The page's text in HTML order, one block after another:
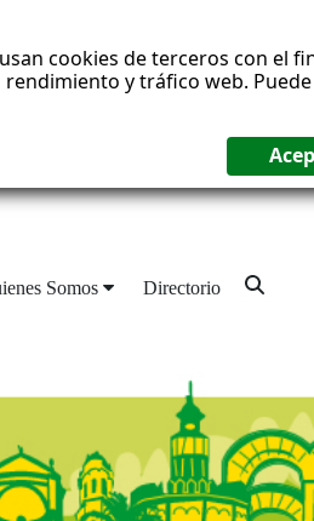
cookies de terceros con el
y tráfico web.
Somos Directorio